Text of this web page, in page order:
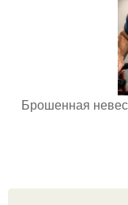
Брошенная